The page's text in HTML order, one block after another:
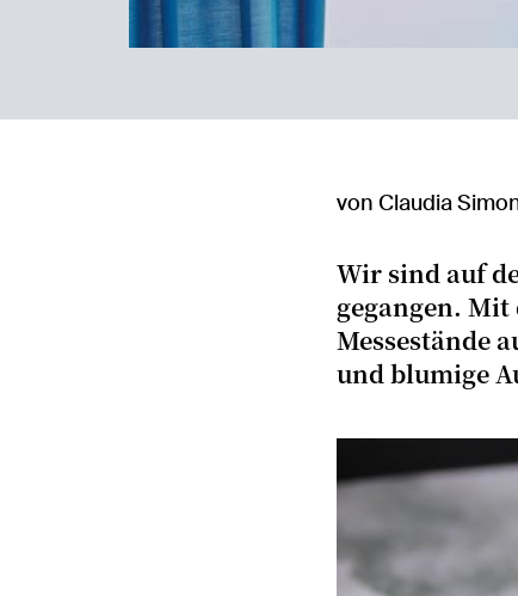
von Claudia
Wir sind auf
gegangen.
Messestände
und blumige